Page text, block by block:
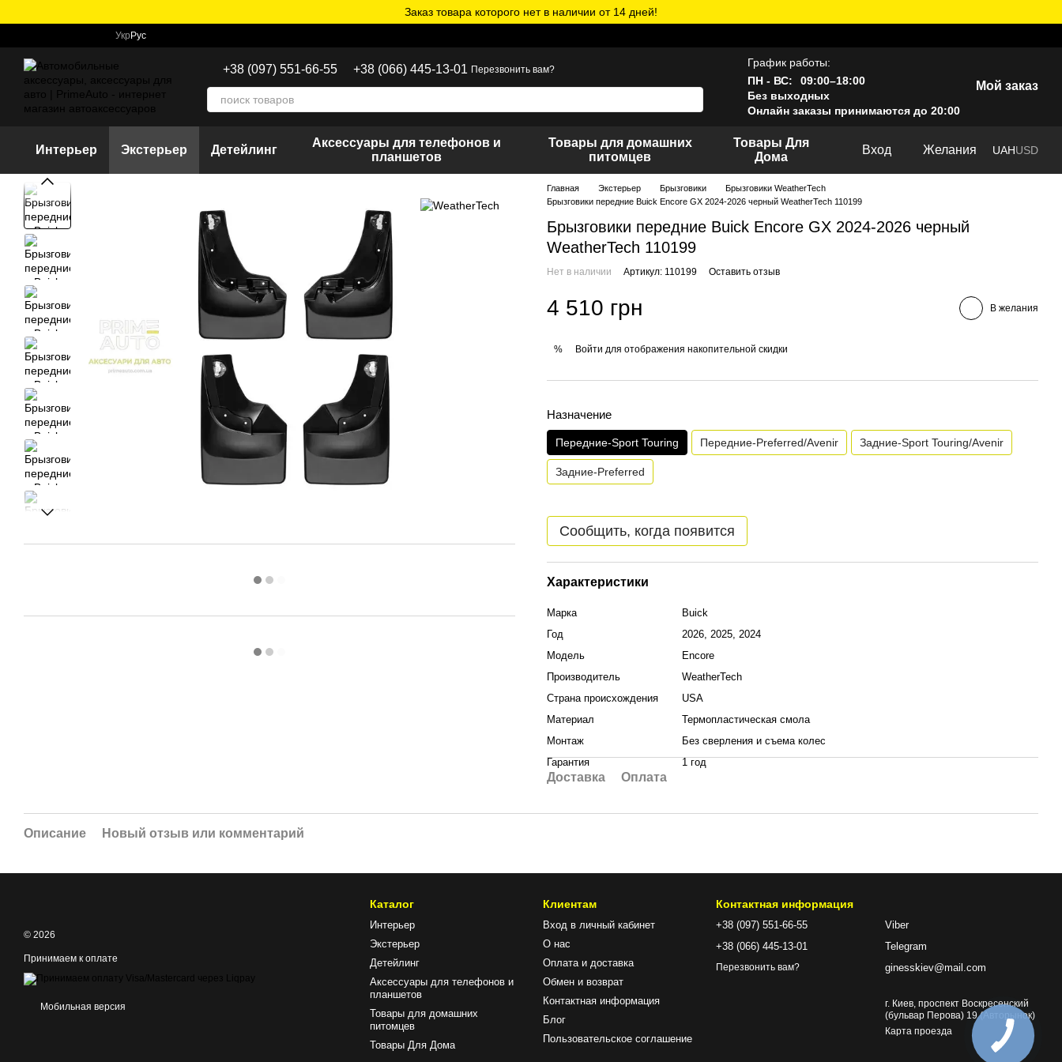
Заказ товара которого нет в наличии от 14 дней!
Укр Рус
+38 (097) 551-66-55 +38 (066) 445-13-01 Перезвонить вам?
График работы:
ПН - ВС:
09:00–18:00
Без выходных
Онлайн заказы принимаются до 20:00
Мой заказ
Интерьер Экстерьер Детейлинг
Аксессуары для телефонов и
планшетов
Товары для домашних
питомцев
Товары Для
Дома
Вход Желания UAHUSD
Главная Экстерьер Брызговики
Брызговики WeatherTech
Брызговики передние Buick Encore GX 2024-2026 черный WeatherTech 110199
Брызговики передние Buick Encore GX 2024-2026 черный
WeatherTech 110199
Нет в наличии Артикул: 110199 Оставить отзыв
4 510 грн В желания
% Войти для отображения накопительной скидки
Назначение
Передние-Sport Touring Передние-Preferred/Avenir Задние-Sport Touring/Avenir
Задние-Preferred
Сообщить, когда появится
Характеристики
Марка
Buick
Год
2026, 2025, 2024
Модель
Encore
Производитель
WeatherTech
Страна происхождения
USA
Материал
Термопластическая смола
Монтаж
Без сверления и съема колес
Гарантия
1 год
Доставка Оплата
Описание Новый отзыв или комментарий
© 2026
Принимаем к оплате
Мобильная версия
Каталог
Интерьер
Экстерьер
Детейлинг
Аксессуары для телефонов и
планшетов
Товары для домашних
питомцев
Товары Для Дома
Клиентам
Вход в личный кабинет
О нас
Оплата и доставка
Обмен и возврат
Контактная информация
Блог
Пользовательское соглашение
Контактная информация
+38 (097) 551-66-55
+38 (066) 445-13-01
Перезвонить вам?
Viber
Telegram
ginesskiev@mail.com
г. Киев, проспект Воскресенский
(бульвар Перова) 19 (Авторынок)
Карта проезда